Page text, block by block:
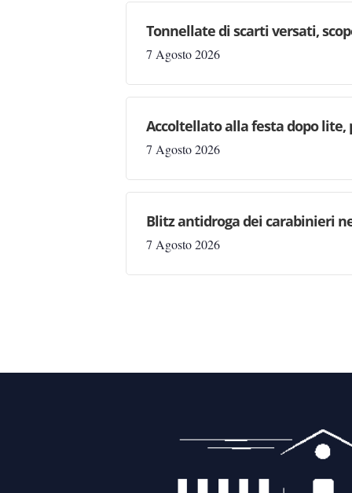
Tonnellate di scarti versati,
7 Agosto 2026
Accoltellato alla festa dopo lite,
7 Agosto 2026
Blitz antidroga dei carabinieri
7 Agosto 2026